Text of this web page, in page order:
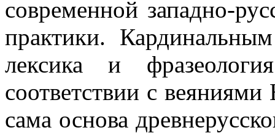
современной западно-
практики.
лексика и
соответствии с
сама основа